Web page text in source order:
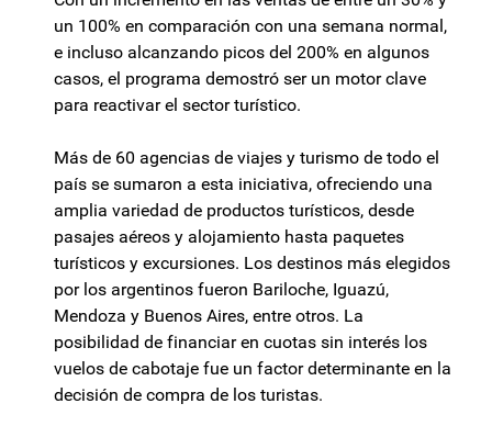
un 100% en comparación con una semana normal,
e incluso alcanzando picos del 200% en algunos
casos, el programa demostró ser un motor clave
para reactivar el sector turístico.
Más de 60 agencias de viajes y turismo de todo el
país se sumaron a esta iniciativa, ofreciendo una
amplia variedad de productos turísticos, desde
pasajes aéreos y alojamiento hasta paquetes
turísticos y excursiones. Los destinos más elegidos
por los argentinos fueron Bariloche, Iguazú,
Mendoza y Buenos Aires, entre otros. La
posibilidad de financiar en cuotas sin interés los
vuelos de cabotaje fue un factor determinante en la
decisión de compra de los turistas.